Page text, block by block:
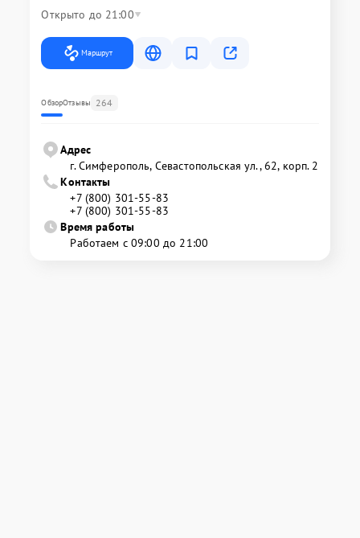
Открыто до 21:00
Маршрут
ОбзорОтзывы 264
Адрес
г. Симферополь, Севастопольская ул., 62, корп. 2
Контакты
+7 (800) 301-55-83
+7 (800) 301-55-83
Время работы
Работаем с 09:00 до 21:00